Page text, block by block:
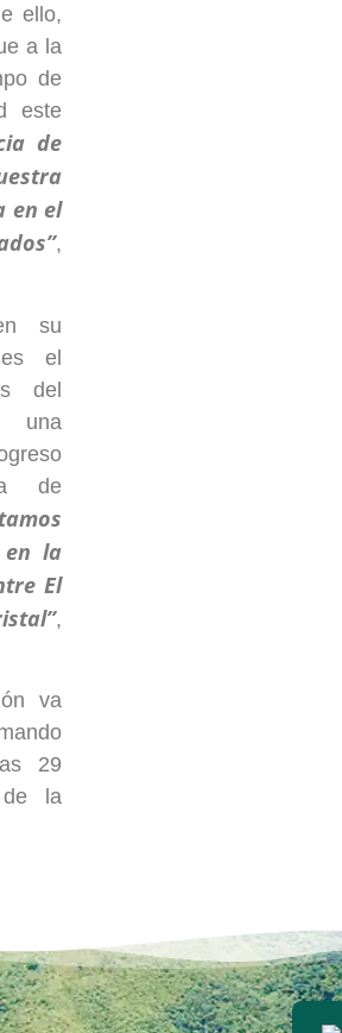
ello,
a la
de
este
de
en el
,
su
es el
del
una
de
en la
El
,
va
29
de la